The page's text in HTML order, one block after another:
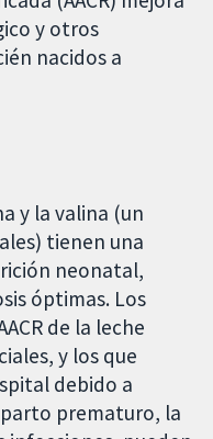
y otros
nacidos a
y la valina (un
tienen una
neonatal,
óptimas. Los
de la leche
y los que
debido a
prematuro, la